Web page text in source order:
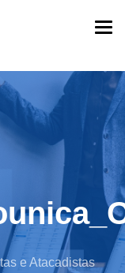
e Atacadistas